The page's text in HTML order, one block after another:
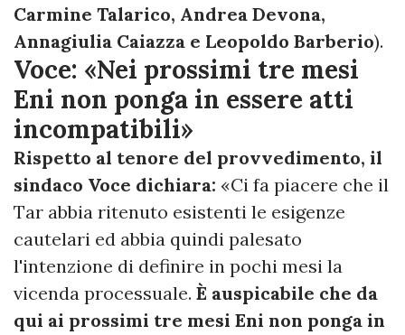
Carmine Talarico, Andrea Devona,
Annagiulia Caiazza e Leopoldo Barberio).
Voce: «Nei prossimi tre mesi
Eni non ponga in essere atti
incompatibili»
Rispetto al tenore del provvedimento, il
sindaco Voce dichiara: «Ci fa piacere che il
Tar abbia ritenuto esistenti le esigenze
cautelari ed abbia quindi palesato
l'intenzione di definire in pochi mesi la
vicenda processuale. È auspicabile che da
qui ai prossimi tre mesi Eni non ponga in